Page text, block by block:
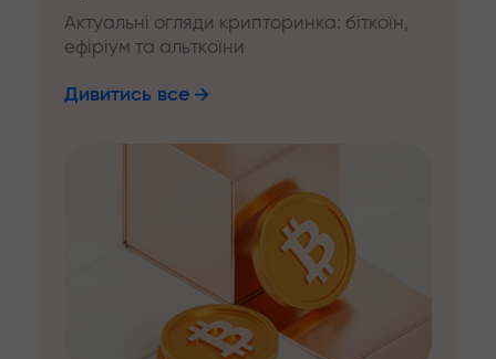
Актуальні огляди крипторинка: біткоїн,
ефіріум та альткоїни
Дивитись все